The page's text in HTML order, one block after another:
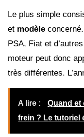
Le plus simple
et modèle
PSA, Fiat et
moteur peut donc
très différentes.
A lire :
Quand et
frein ? Le tutoriel